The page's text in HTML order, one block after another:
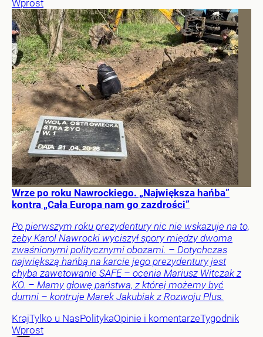
Wprost
Wrze po roku Nawrockiego. „Największa hańba”
kontra „Cała Europa nam go zazdrości”
Po pierwszym roku prezydentury nic nie wskazuje na to,
żeby Karol Nawrocki wyciszył spory między dwoma
zwaśnionymi politycznymi obozami. – Dotychczas
największą hańbą na karcie jego prezydentury jest
chyba zawetowanie SAFE – ocenia Mariusz Witczak z
KO. – Mamy głowę państwa, z której możemy być
dumni – kontruje Marek Jakubiak z Rozwoju Plus.
KrajTylko u NasPolitykaOpinie i komentarzeTygodnik
Wprost